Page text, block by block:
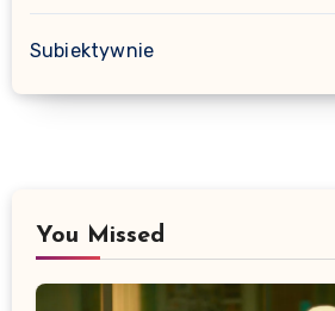
Subiektywnie
You Missed